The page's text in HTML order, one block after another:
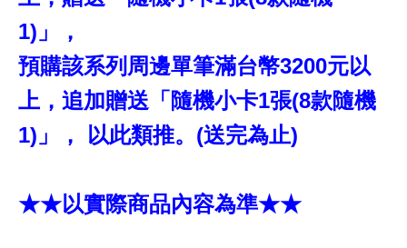
1)」，
預購該系列周邊單筆滿台幣3200元以
上，追加贈送「隨機小卡1張(8款隨機
1)」， 以此類推。(送完為止)
★★以實際商品內容為準★★